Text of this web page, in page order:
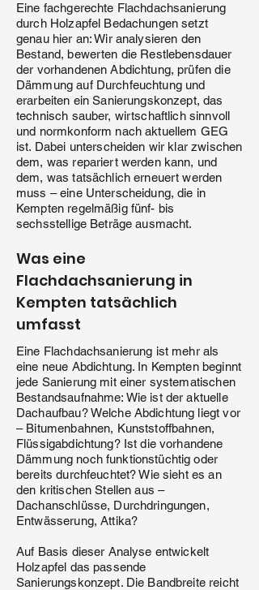
Eine fachgerechte Flachdachsanierung
durch Holzapfel Bedachungen setzt
genau hier an: Wir analysieren den
Bestand, bewerten die Restlebensdauer
der vorhandenen Abdichtung, prüfen die
Dämmung auf Durchfeuchtung und
erarbeiten ein Sanierungskonzept, das
technisch sauber, wirtschaftlich sinnvoll
und normkonform nach aktuellem GEG
ist. Dabei unterscheiden wir klar zwischen
dem, was repariert werden kann, und
dem, was tatsächlich erneuert werden
muss – eine Unterscheidung, die in
Kempten regelmäßig fünf- bis
sechsstellige Beträge ausmacht.
Was eine
Flachdachsanierung in
Kempten tatsächlich
umfasst
Eine Flachdachsanierung ist mehr als
eine neue Abdichtung. In Kempten beginnt
jede Sanierung mit einer systematischen
Bestandsaufnahme: Wie ist der aktuelle
Dachaufbau? Welche Abdichtung liegt vor
– Bitumenbahnen, Kunststoffbahnen,
Flüssigabdichtung? Ist die vorhandene
Dämmung noch funktionstüchtig oder
bereits durchfeuchtet? Wie sieht es an
den kritischen Stellen aus –
Dachanschlüsse, Durchdringungen,
Entwässerung, Attika?
Auf Basis dieser Analyse entwickelt
Holzapfel das passende
Sanierungskonzept. Die Bandbreite reicht